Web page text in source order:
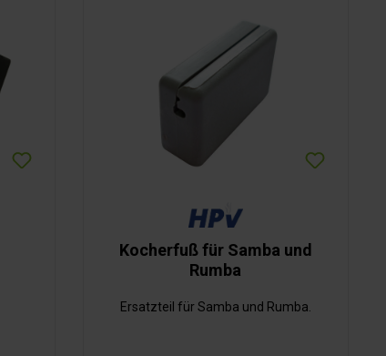
Kocherfuß für Samba und
Rumba
Ersatzteil für Samba und Rumba.